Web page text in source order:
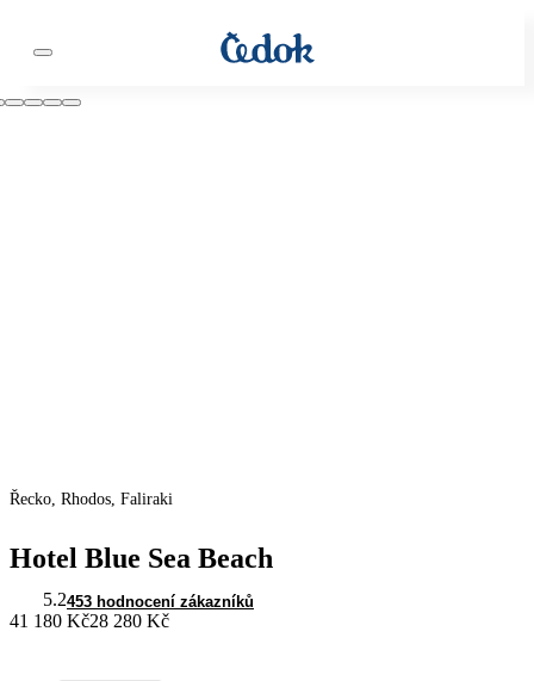
Řecko, Rhodos, Faliraki
Hotel Blue Sea Beach
5.2453 hodnocení zákazníků
41 180 Kč28 280 Kč